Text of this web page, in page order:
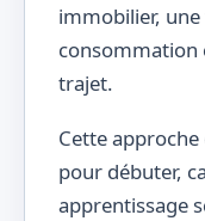
immobilier,
consommation
trajet.
Cette
pour débuter,
apprentissage